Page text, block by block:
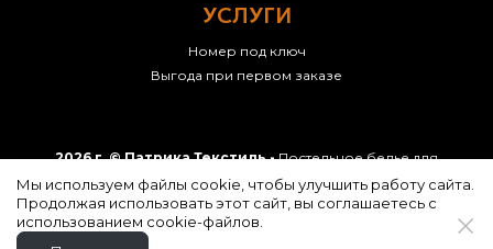
УСЛУГИ
Номер под ключ
Выгода при первом заказе
2026 г. © Патрика Текстиль -Постельное белье для
гостиниц, отелей, хостелов оптомс доставкой по России.
Копирование фотографий разрешено только с
письменного согласия владельцев сайта.
Мы используем файлы cookie, чтобы улучшить работу сайта.
Продолжая использовать этот сайт, вы соглашаетесь с
использованием cookie-файлов.